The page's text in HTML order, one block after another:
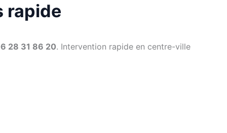
rapide
28 31 86 20. Intervention rapide en centre-ville